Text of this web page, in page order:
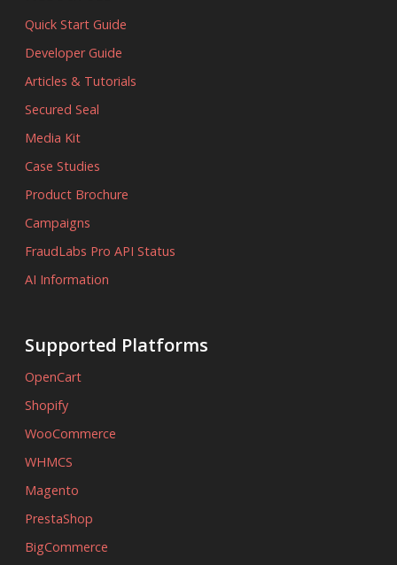
Quick Start Guide
Developer Guide
Articles & Tutorials
Secured Seal
Media Kit
Case Studies
Product Brochure
Campaigns
FraudLabs Pro API Status
AI Information
Supported Platforms
OpenCart
Shopify
WooCommerce
WHMCS
Magento
PrestaShop
BigCommerce